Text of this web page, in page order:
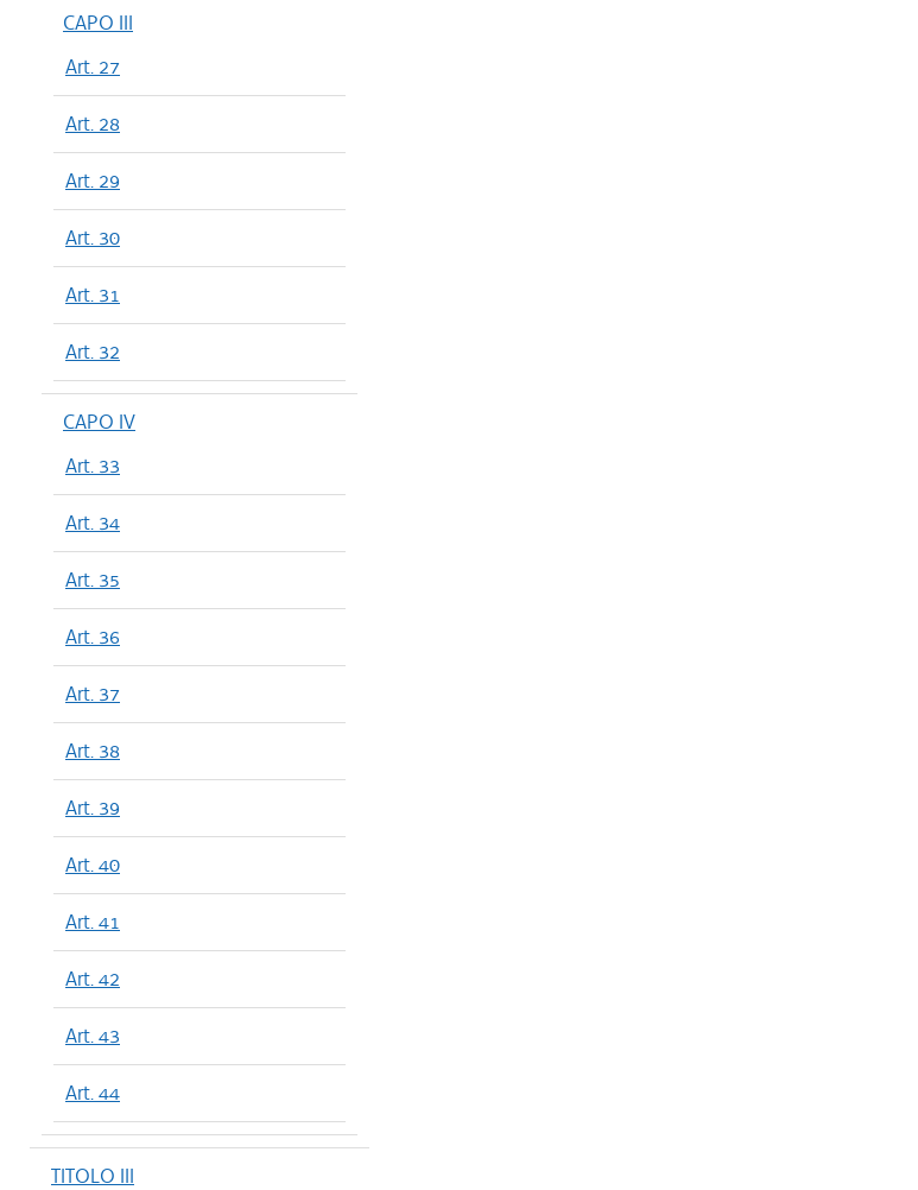
CAPO III
Art. 27
Art. 28
Art. 29
Art. 30
Art. 31
Art. 32
CAPO IV
Art. 33
Art. 34
Art. 35
Art. 36
Art. 37
Art. 38
Art. 39
Art. 40
Art. 41
Art. 42
Art. 43
Art. 44
TITOLO III